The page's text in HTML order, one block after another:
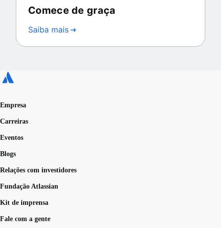
Comece de graça
Saiba mais
Empresa
Carreiras
Eventos
Blogs
Relações com investidores
Fundação Atlassian
Kit de imprensa
Fale com a gente